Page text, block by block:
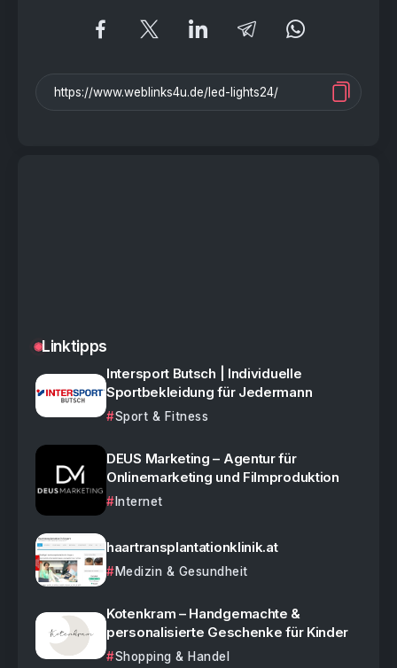
Linktipps
Intersport Butsch | Individuelle
Sportbekleidung für Jedermann
Sport & Fitness
DEUS Marketing – Agentur für
Onlinemarketing und Filmproduktion
Internet
haartransplantationklinik.at
Medizin & Gesundheit
Kotenkram – Handgemachte &
personalisierte Geschenke für Kinder
Shopping & Handel